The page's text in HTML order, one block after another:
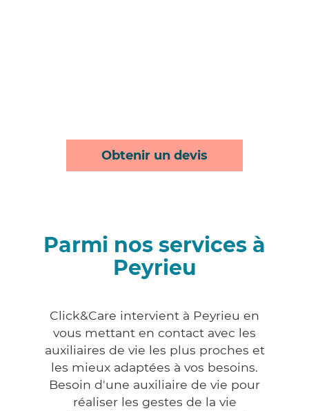
Obtenir un devis
Parmi nos services à
Peyrieu
Click&Care intervient à Peyrieu en
vous mettant en contact avec les
auxiliaires de vie les plus proches et
les mieux adaptées à vos besoins.
Besoin d'une auxiliaire de vie pour
réaliser les gestes de la vie